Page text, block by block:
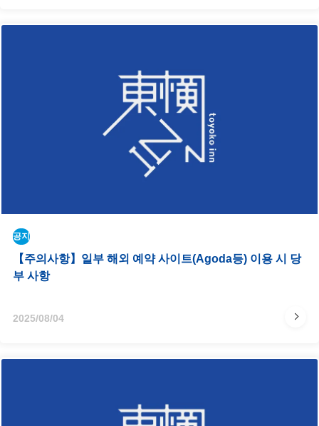
공지​
【주의사항】일부 해외 예약 사이트(Agoda등) 이용 시 당
부 사항
2025/08/04